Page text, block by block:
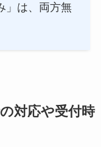
」は、両方無
対応や受付時